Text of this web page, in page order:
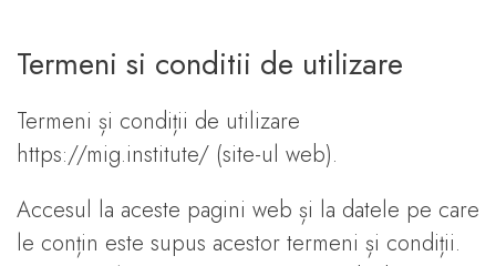
Termeni si conditii de utilizare
Termeni și condiții de utilizare
https://mig.institute/ (site-ul web).
Accesul la aceste pagini web și la datele pe care
le conțin este supus acestor termeni și condiții.